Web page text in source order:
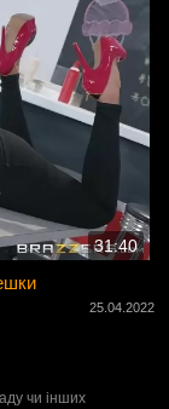
31:40
25.04.2022
чи інших